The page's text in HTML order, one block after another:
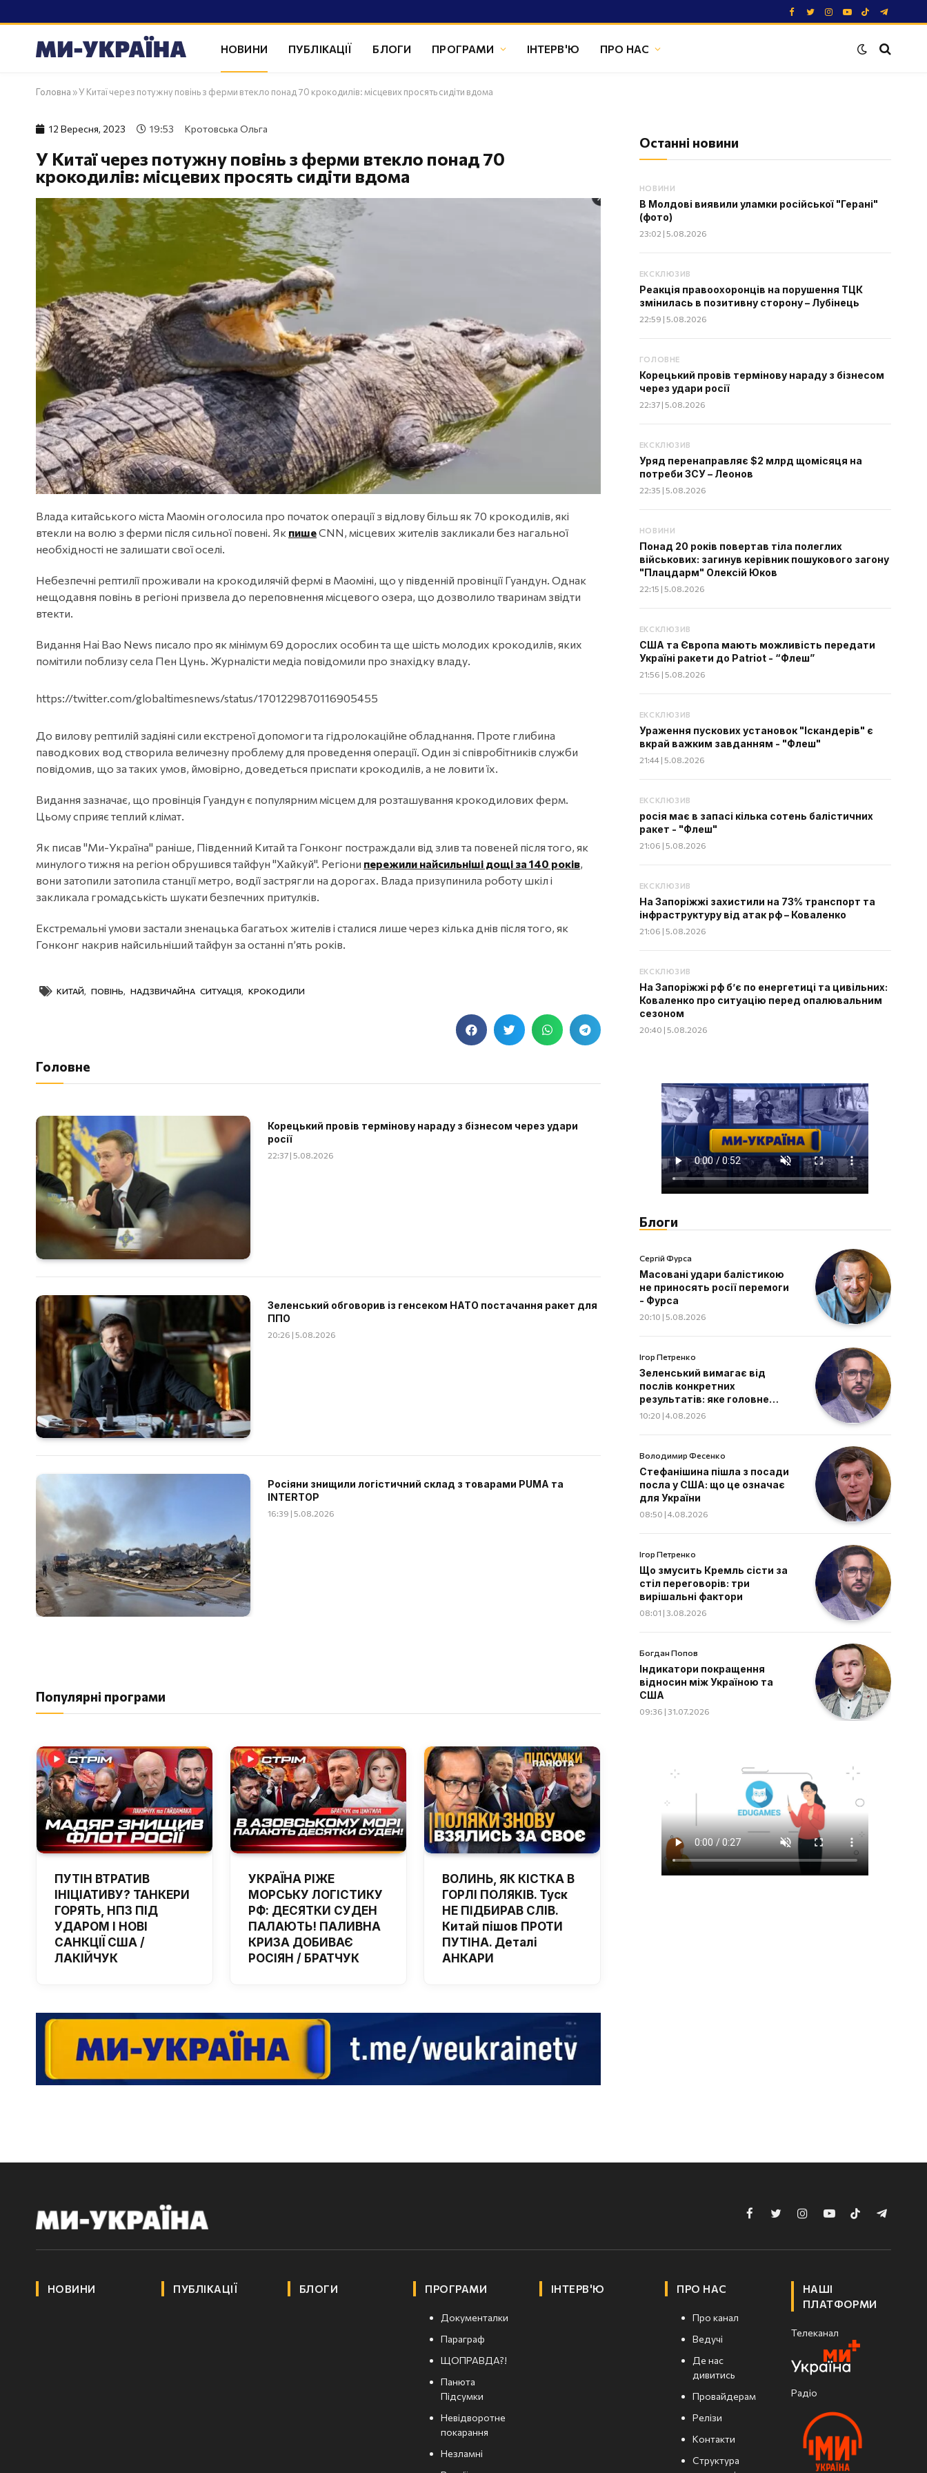
Facebook
TwitterInstagram
YouTube
TikTokTelegram
НОВИНИ ПУБЛІКАЦІЇ БЛОГИ ПРОГРАМИ ІНТЕРВ'Ю ПРО НАС
Головна »У Китаї через потужну повінь з ферми втекло понад 70 крокодилів: місцевих просять сидіти вдома
12 Вересня, 2023 19:53 Кротовська Ольга
У Китаї через потужну повінь з ферми втекло понад 70
крокодилів: місцевих просять сидіти вдома
Влада китайського міста Маомін оголосила про початок операції з відлову більш як 70 крокодилів, які
втекли на волю з ферми після сильної повені. Як пишеCNN, місцевих жителів закликали без нагальної
необхідності не залишати свої оселі.
Небезпечні рептилії проживали на крокодилячій фермі в Маоміні, що у південній провінції Гуандун. Однак
нещодавня повінь в регіоні призвела до переповнення місцевого озера, що дозволило тваринам звідти
втекти.
Видання Hai Bao News писало про як мінімум 69 дорослих особин та ще шість молодих крокодилів, яких
помітили поблизу села Пен Цунь. Журналісти медіа повідомили про знахідку владу.
https://twitter.com/globaltimesnews/status/1701229870116905455
До вилову рептилій задіяні сили екстреної допомоги та гідролокаційне обладнання. Проте глибина
паводкових вод створила величезну проблему для проведення операції. Один зі співробітників служби
повідомив, що за таких умов, ймовірно, доведеться приспати крокодилів, а не ловити їх.
Видання зазначає, що провінція Гуандун є популярним місцем для розташування крокодилових ферм.
Цьому сприяє теплий клімат.
Як писав "Ми-Україна" раніше, Південний Китай та Гонконг постраждали від злив та повеней після того, як
минулого тижня на регіон обрушився тайфун "Хайкуй". Регіони пережили найсильніші дощі за 140 років,
вони затопили затопила станції метро, водії застрягли на дорогах. Влада призупинила роботу шкіл і
закликала громадськість шукати безпечних притулків.
Екстремальні умови застали зненацька багатьох жителів і сталися лише через кілька днів після того, як
Гонконг накрив найсильніший тайфун за останні п’ять років.
КИТАЙ, ПОВІНЬ, НАДЗВИЧАЙНА СИТУАЦІЯ, КРОКОДИЛИ
Головне
Корецький провів термінову нараду з бізнесом через удари
росії
22:37 | 5.08.2026
Зеленський обговорив із генсеком НАТО постачання ракет для
ППО
20:26 | 5.08.2026
Росіяни знищили логістичний склад з товарами PUMA та
INTERTOP
16:39 | 5.08.2026
Популярні програми
ПУТІН ВТРАТИВ
ІНІЦІАТИВУ? ТАНКЕРИ
ГОРЯТЬ, НПЗ ПІД
УДАРОМ І НОВІ
САНКЦІЇ США /
ЛАКІЙЧУК
УКРАЇНА РІЖЕ
МОРСЬКУ ЛОГІСТИКУ
РФ: ДЕСЯТКИ СУДЕН
ПАЛАЮТЬ! ПАЛИВНА
КРИЗА ДОБИВАЄ
РОСІЯН / БРАТЧУК
ВОЛИНЬ, ЯК КІСТКА В
ГОРЛІ ПОЛЯКІВ. Туск
НЕ ПІДБИРАВ СЛІВ.
Китай пішов ПРОТИ
ПУТІНА. Деталі
АНКАРИ
Останні новини
НОВИНИ
В Молдові виявили уламки російської "Герані"
(фото)
23:02 | 5.08.2026
ЕКСКЛЮЗИВ
Реакція правоохоронців на порушення ТЦК
змінилась в позитивну сторону – Лубінець
22:59 | 5.08.2026
ГОЛОВНЕ
Корецький провів термінову нараду з бізнесом
через удари росії
22:37 | 5.08.2026
ЕКСКЛЮЗИВ
Уряд перенаправляє $2 млрд щомісяця на
потреби ЗСУ – Леонов
22:35 | 5.08.2026
НОВИНИ
Понад 20 років повертав тіла полеглих
військових: загинув керівник пошукового загону
"Плацдарм" Олексій Юков
22:15 | 5.08.2026
ЕКСКЛЮЗИВ
США та Європа мають можливість передати
Україні ракети до Patriot - “Флеш”
21:56 | 5.08.2026
ЕКСКЛЮЗИВ
Ураження пускових установок "Іскандерів" є
вкрай важким завданням - "Флеш"
21:44 | 5.08.2026
ЕКСКЛЮЗИВ
росія має в запасі кілька сотень балістичних
ракет - "Флеш"
21:06 | 5.08.2026
ЕКСКЛЮЗИВ
На Запоріжжі захистили на 73% транспорт та
інфраструктуру від атак рф – Коваленко
21:06 | 5.08.2026
ЕКСКЛЮЗИВ
На Запоріжжі рф б’є по енергетиці та цивільних:
Коваленко про ситуацію перед опалювальним
сезоном
20:40 | 5.08.2026
Блоги
Сергій Фурса
Масовані удари балістикою
не приносять росії перемоги
- Фурса
20:10 | 5.08.2026
Ігор Петренко
Зеленський вимагає від
послів конкретних
результатів: яке головне
завдання дипломатів
10:20 | 4.08.2026
Володимир Фесенко
Стефанішина пішла з посади
посла у США: що це означає
для України
08:50 | 4.08.2026
Ігор Петренко
Що змусить Кремль сісти за
стіл переговорів: три
вирішальні фактори
08:01 | 3.08.2026
Богдан Попов
Індикатори покращення
відносин між Україною та
США
09:36 | 31.07.2026
FacebookTwitterInstagramYouTubeTikTokTelegram
НОВИНИ ПУБЛІКАЦІЇ БЛОГИ ПРОГРАМИ
Документалки
Параграф
ЩОПРАВДА?!
Панюта
Підсумки
Невідворотне
покарання
Незламні
ІНТЕРВ'Ю ПРО НАС
Про канал
Ведучі
Де нас
дивитись
Провайдерам
Релізи
Контакти
Структура
НАШІ
ПЛАТФОРМИ
Телеканал
Радіо